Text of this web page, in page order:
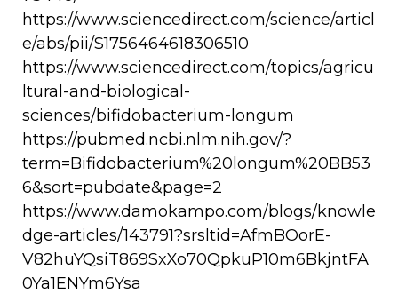
https://www.sciencedirect.com/science/articl
e/abs/pii/S1756464618306510
https://www.sciencedirect.com/topics/agricu
ltural-and-biological-
sciences/bifidobacterium-longum
https://pubmed.ncbi.nlm.nih.gov/?
term=Bifidobacterium%20longum%20BB53
6&sort=pubdate&page=2
https://www.damokampo.com/blogs/knowle
dge-articles/143791?srsltid=AfmBOorE-
V82huYQsiT869SxXo70QpkuP10m6BkjntFA
0Ya1ENYm6Ysa